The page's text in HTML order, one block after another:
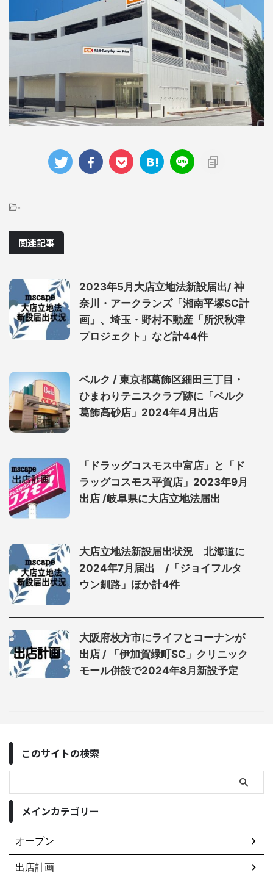
-
関連記事
2023年5月大店立地法新設届出/ 神
奈川・アークランズ「湘南平塚SC計
画」、埼玉・野村不動産「所沢秋津
プロジェクト」など計44件
ベルク / 東京都葛飾区細田三丁目・
ひまわりテニスクラブ跡に「ベルク
葛飾高砂店」2024年4月出店
「ドラッグコスモス中富店」と「ド
ラッグコスモス平賀店」2023年9月
出店 /岐阜県に大店立地法届出
大店立地法新設届出状況 北海道に
2024年7月届出 /「ジョイフルタ
ウン釧路」ほか計4件
大阪府枚方市にライフとコーナンが
出店 / 「伊加賀緑町SC」クリニック
モール併設で2024年8月新設予定
このサイトの検索
メインカテゴリー
オープン
出店計画